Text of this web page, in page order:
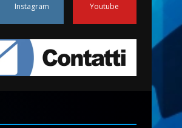
straordinarie del Comune di
Fasano
6 Agosto 2026 14:16
Instagram Youtube